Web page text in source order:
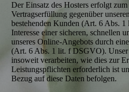
Der Einsatz des Hosters erfolgt
Vertragserfüllung gegenüber
bestehenden Kunden (Art. 6 Abs.
Interesse einer sicheren, schnellen
unseres Online-Angebots durch
(Art. 6 Abs. 1 lit. f DSGVO).
insoweit verarbeiten, wie dies zur
Leistungspflichten erforderlich ist
Bezug auf diese Daten befolgen.